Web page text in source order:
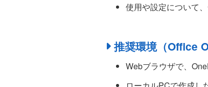
使用や設定について
推奨環境（Office
Webブラウザで、